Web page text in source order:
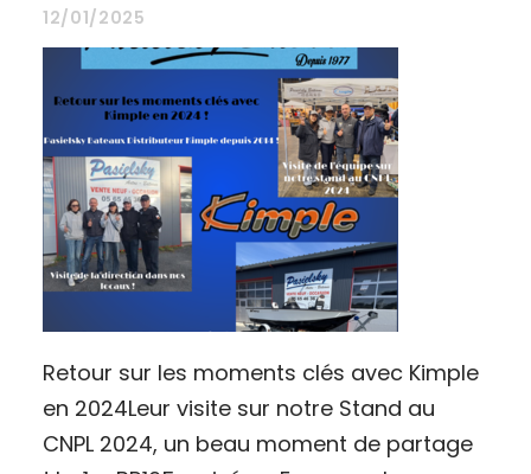
12/01/2025
Retour sur les moments clés avec Kimple
en 2024Leur visite sur notre Stand au
CNPL 2024, un beau moment de partage